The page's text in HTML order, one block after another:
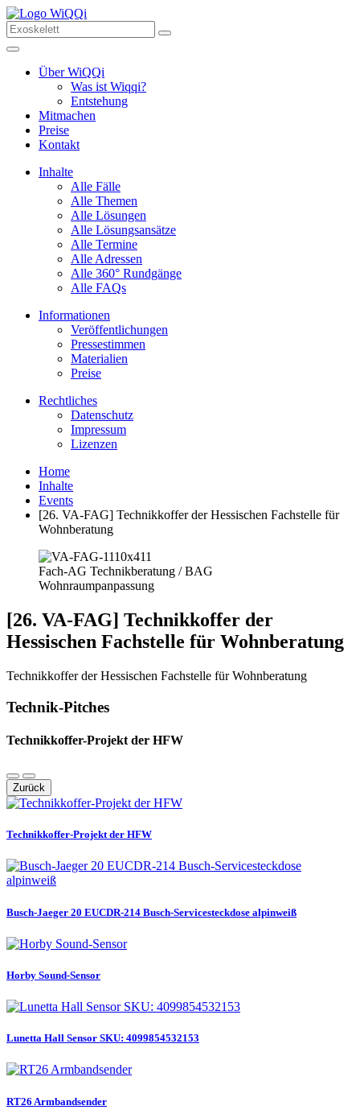
Über WiQQi
Was ist Wiqqi?
Entstehung
Mitmachen
Preise
Kontakt
Inhalte
Alle Fälle
Alle Themen
Alle Lösungen
Alle Lösungsansätze
Alle Termine
Alle Adressen
Alle 360° Rundgänge
Alle FAQs
Informationen
Veröffentlichungen
Pressestimmen
Materialien
Preise
Rechtliches
Datenschutz
Impressum
Lizenzen
Home
Inhalte
Events
[26. VA-FAG] Technikkoffer der Hessischen Fachstelle für
Wohnberatung
Fach-AG Technikberatung / BAG
Wohnraumpanpassung
[26. VA-FAG] Technikkoffer der
Hessischen Fachstelle für Wohnberatung
Technikkoffer der Hessischen Fachstelle für Wohnberatung
Technik-Pitches
Technikkoffer-Projekt der HFW
Zurück
Technikkoffer-Projekt der HFW
Busch-Jaeger 20 EUCDR-214 Busch-Servicesteckdose alpinweiß
Horby Sound-Sensor
Lunetta Hall Sensor SKU: 4099854532153
RT26 Armbandsender